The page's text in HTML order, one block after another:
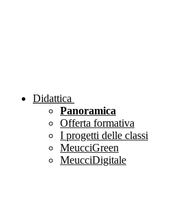
Didattica
Panoramica
Offerta formativa
I progetti delle classi
MeucciGreen
MeucciDigitale